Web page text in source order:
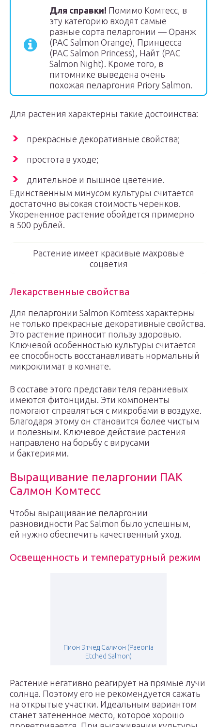
Для справки! Помимо Комтесс, в
эту категорию входят самые
разные сорта пеларгонии — Оранж
(PAC Salmon Orange), Принцесса
(PAC Salmon Princess), Найт (PAC
Salmon Night). Кроме того, в
питомнике выведена очень
похожая пеларгония Priory Salmon.
Для растения характерны такие достоинства:
прекрасные декоративные свойства;
простота в уходе;
длительное и пышное цветение.
Единственным минусом культуры считается
достаточно высокая стоимость черенков.
Укорененное растение обойдется примерно
в 500 рублей.
Растение имеет красивые махровые
соцветия
Лекарственные свойства
Для пеларгонии Salmon Komtess характерны
не только прекрасные декоративные свойства.
Это растение приносит пользу здоровью.
Ключевой особенностью культуры считается
ее способность восстанавливать нормальный
микроклимат в комнате.
В составе этого представителя гераниевых
имеются фитонциды. Эти компоненты
помогают справляться с микробами в воздухе.
Благодаря этому он становится более чистым
и полезным. Ключевое действие растения
направлено на борьбу с вирусами
и бактериями.
Выращивание пеларгонии ПАК
Салмон Комтесс
Чтобы выращивание пеларгонии
разновидности Pac Salmon было успешным,
ей нужно обеспечить качественный уход.
Освещенность и температурный режим
Пион Этчед Салмон (Paeonia
Etched Salmon)
Растение негативно реагирует на прямые лучи
солнца. Поэтому его не рекомендуется сажать
на открытые участки. Идеальным вариантом
станет затененное место, которое хорошо